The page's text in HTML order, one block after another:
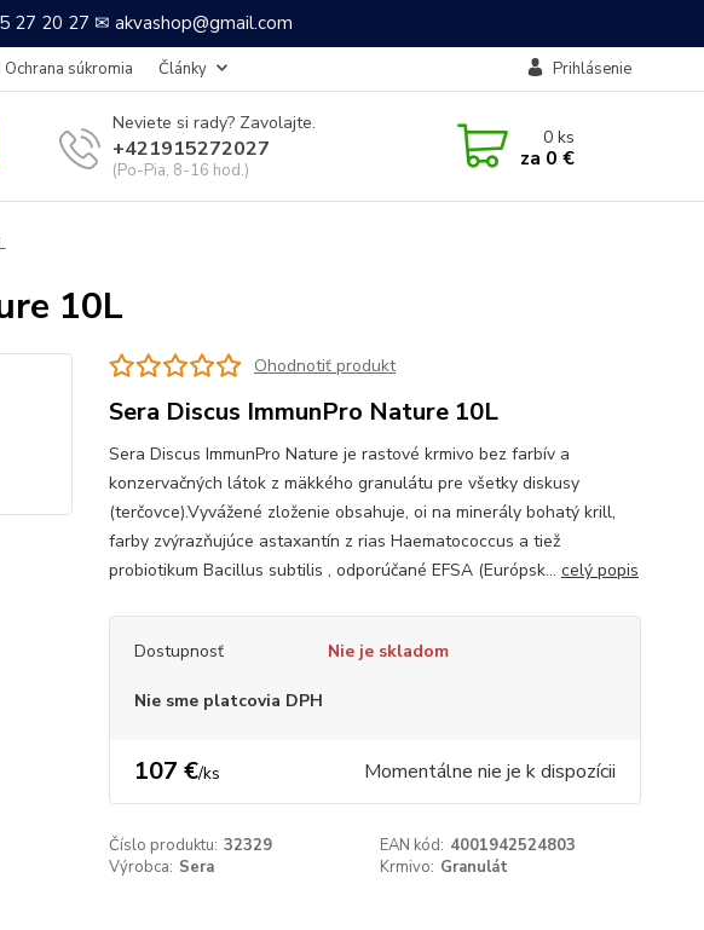
27 20 27 ✉ akvashop@gmail.com
Ochrana súkromia Články Prihlásenie
Neviete si rady? Zavolajte.
+421915272027
(Po-Pia, 8-16 hod.)
0ks
za 0 €
10L
Ohodnotiť produkt
Sera Discus ImmunPro Nature 10L
Sera Discus ImmunPro Nature je rastové krmivo bez farbív a
konzervačných látok z mäkkého granulátu pre všetky diskusy
(terčovce).Vyvážené zloženie obsahuje, oi na minerály bohatý krill,
farby zvýrazňujúce astaxantín z rias Haematococcus a tiež
probiotikum Bacillus subtilis , odporúčané EFSA (Európsk... celý popis
Dostupnosť Nie je skladom
Nie sme platcovia DPH
107 €/ks Momentálne nie je k dispozícii
Číslo produktu: 32329 EAN kód: 4001942524803
Výrobca: Sera Krmivo: Granulát